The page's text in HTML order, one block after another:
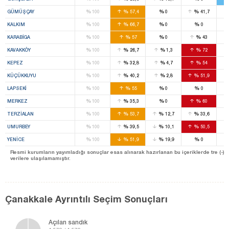
GÜMÜŞÇAY %100 %57,4 %0 % 41,7
KALKIM %100 %66,7 %0 %0
KARABIGA %100 %57 %0 % 43
KAVAKKÖY %100 %26,7 %1,3 % 72
KEPEZ %100 %32,8 %4,7 % 54
KÜÇÜKKUYU %100 %40,2 %2,8 % 51,9
LAPSEKI %100 %55 %0 %0
MERKEZ %100 %35,3 %0 % 60
TERZIALAN %100 %53,7 % 12,7 % 33,6
UMURBEY %100 %39,5 % 10,1 % 50,5
YENICE %100 %51,9 % 19,9 %0
Resmi kurumların yayımladığı sonuçlar esas alınarak hazırlanan bu içeriklerde tre
verilere ulaşılamamıştır.
Çanakkale Ayrıntılı Seçim Sonuçları
Açılan sandık